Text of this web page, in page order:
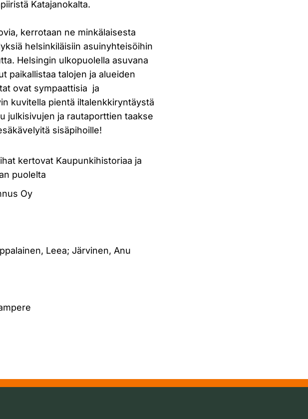
Katajanokalta.
kerrotaan ne minkälaisesta
helsinkiläisiin asuinyhteisöihin
Helsingin ulkopuolella asuvana
paikallistaa talojen ja alueiden
ovat sympaattisia ja
kuvitella pientä iltalenkkiryntäystä
julkisivujen ja rautaporttien taakse
sisäpihoille!
kertovat Kaupunkihistoriaa ja
puolelta
Oy
Leea; Järvinen, Anu